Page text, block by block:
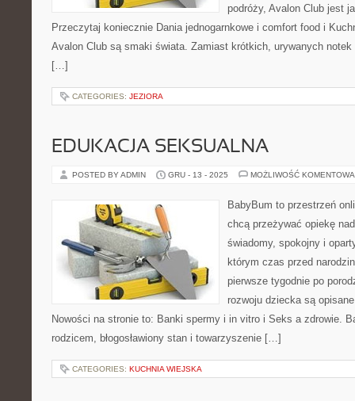
podróży, Avalon Club jest
Przeczytaj koniecznie Dania jednogarnkowe i comfort food i
Avalon Club są smaki świata. Zamiast krótkich, urywanych
[…]
CATEGORIES: JEZIORA
EDUKACJA SEKSUALNA
POSTED BY ADMIN GRU - 13 - 2025 MOŻLIWOŚĆ
BabyBum to przestrzeń
chcą przeżywać opiekę
świadomy, spokojny i
którym czas przed
pierwsze tygodnie po
rozwoju dziecka są
Nowości na stronie to: Banki spermy i in vitro i Seks a zdrowie.
rodzicem, błogosławiony stan i towarzyszenie […]
CATEGORIES: KUCHNIA WIEJSKA